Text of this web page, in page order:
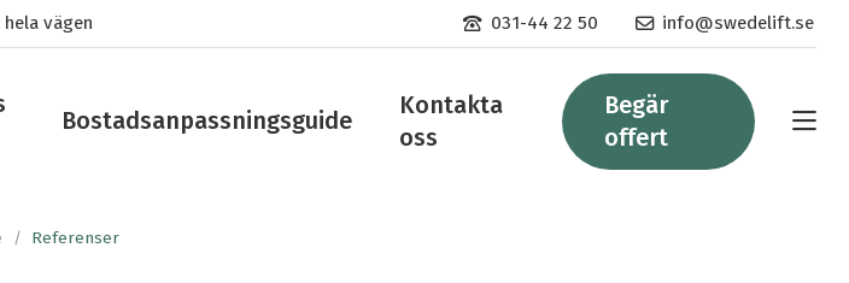
vägen
Kontakta
oss
031-44 22 50
Kontakta
oss
post:
info@swedelift.se
Bostadsanpassningsguide
Kontakta
oss
Begär
offert
/ Referenser